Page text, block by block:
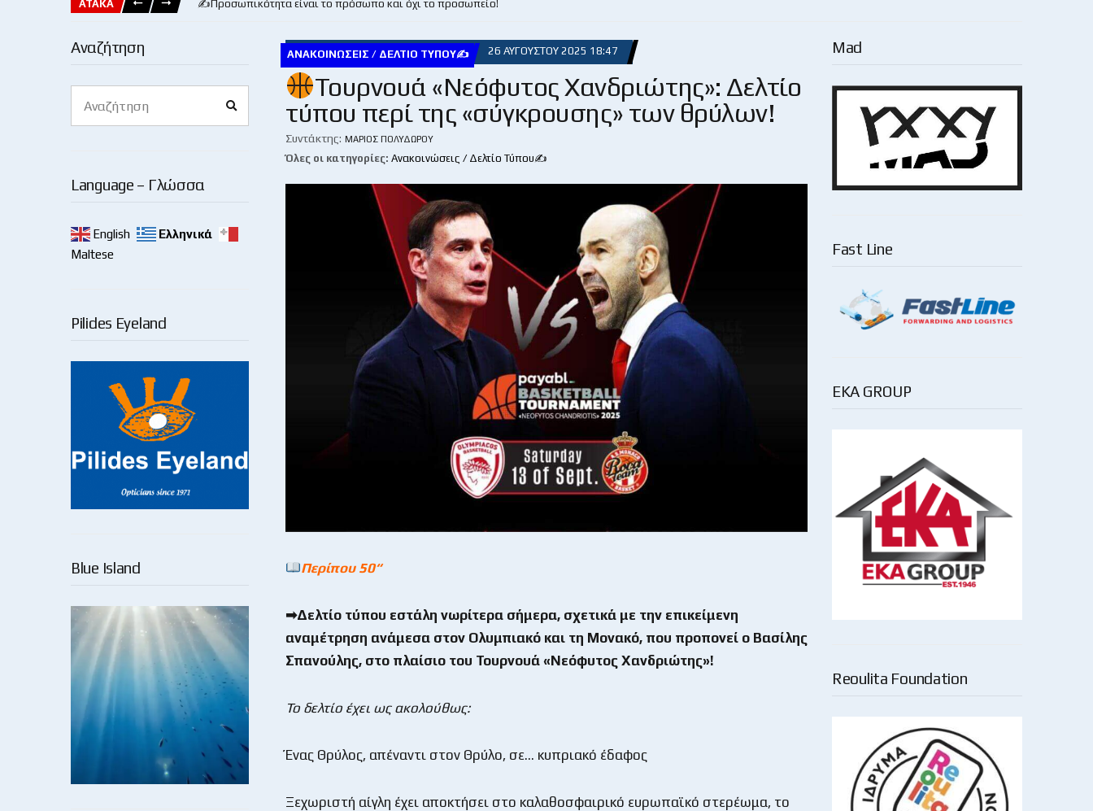
ΑΤΑΚΑ ✍️Προσωπικότητα είναι το πρόσωπο και όχι το προσωπείο!
Αναζήτηση
for:
Language – Γλώσσα
English
Ελληνικά
Maltese
Pilides Eyeland
Blue Island
ΑΝΑΚΟΙΝΏΣΕΙΣ / ΔΕΛΤΊΟ ΤΎΠΟΥ✍ 26 ΑΥΓΟΎΣΤΟΥ 2025 18:47
Τουρνουά «Νεόφυτος Χανδριώτης»: Δελτίο
τύπου περί της «σύγκρουσης» των θρύλων!
Συντάκτης: ΜΆΡΙΟΣ ΠΟΛΥΔΏΡΟΥ
Όλες οι κατηγορίες: Ανακοινώσεις / Δελτίο Τύπου✍
Περίπου 50“
➡Δελτίο τύπου εστάλη νωρίτερα σήμερα, σχετικά με την επικείμενη
αναμέτρηση ανάμεσα στον Ολυμπιακό και τη Μονακό, που προπονεί ο Βασίλης
Σπανούλης, στο πλαίσιο του Τουρνουά «Νεόφυτος Χανδριώτης»!
Το δελτίο έχει ως ακολούθως:
Ένας Θρύλος, απέναντι στον Θρύλο, σε… κυπριακό έδαφος
Ξεχωριστή αίγλη έχει αποκτήσει στο καλαθοσφαιρικό ευρωπαϊκό στερέωμα, το
Mad
Fast Line
EKA GROUP
Reoulita Foundation